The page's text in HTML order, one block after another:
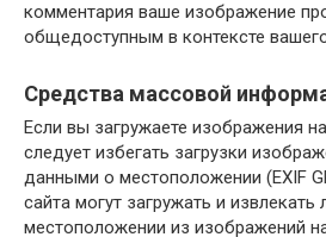
комментария ваше изображение
общедоступным в контексте
Средства массовой
Если вы загружаете изображения
следует избегать загрузки
данными о местоположении (EXIF
сайта могут загружать и
местоположении из изображений